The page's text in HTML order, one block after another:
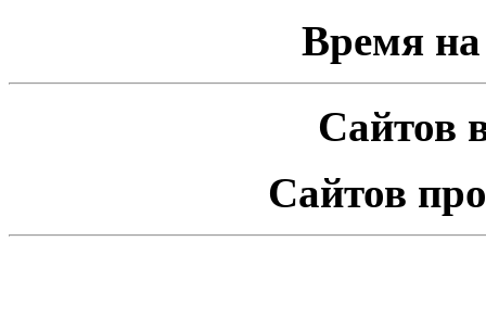
Время на
Сайтов
Сайтов